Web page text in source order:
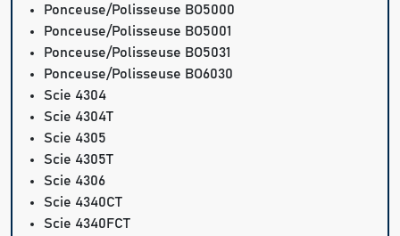
Ponceuse/Polisseuse BO5000
Ponceuse/Polisseuse BO5001
Ponceuse/Polisseuse BO5031
Ponceuse/Polisseuse BO6030
Scie 4304
Scie 4304T
Scie 4305
Scie 4305T
Scie 4306
Scie 4340CT
Scie 4340FCT